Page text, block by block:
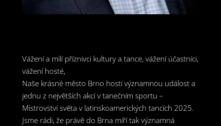
Vážení a milí příznivci kultury a tance, vážení účastníci,
vážení hosté,
Naše krásné město Brno hostí významnou událost a
jednu z největších akcí v tanečním sportu –
Mistrovství světa v latinskoamerických tancích 2025.
Jsme rádi, že právě do Brna míří tak významná